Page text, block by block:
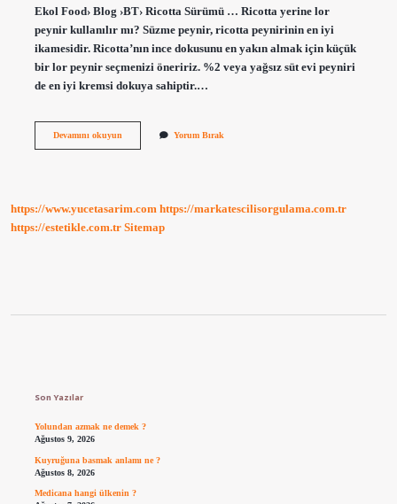
Ekol Food› Blog ›BT› Ricotta Sürümü … Ricotta yerine lor
peynir kullanılır mı? Süzme peynir, ricotta peynirinin en iyi
ikamesidir. Ricotta’nın ince dokusunu en yakın almak için küçük
bir lor peynir seçmenizi öneririz. %2 veya yağsız süt evi peyniri
de en iyi kremsi dokuya sahiptir.…
Devamını okuyunRicotta
Yorum Bırak
https://www.yucetasarim.com https://markatescilisorgulama.com.tr
https://estetikle.com.tr Sitemap
Son Yazılar
Yolundan azmak ne demek ?
Ağustos 9, 2026
Kuyruğuna basmak anlamı ne ?
Ağustos 8, 2026
Medicana hangi ülkenin ?